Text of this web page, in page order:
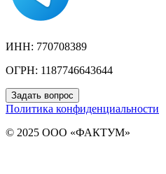
ИНН: 770708389
ОГРН: 1187746643644
Задать вопрос
Политика конфиденциальности
© 2025 ООО «ФАКТУМ»